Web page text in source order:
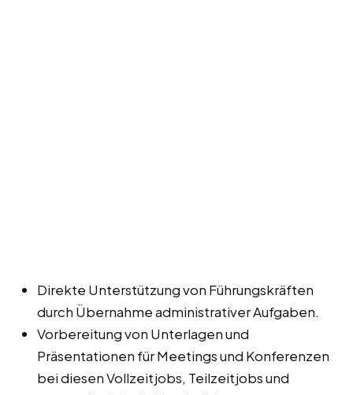
Direkte Unterstützung von Führungskräften
durch Übernahme administrativer Aufgaben.
Vorbereitung von Unterlagen und
Präsentationen für Meetings und Konferenzen
bei diesen Vollzeitjobs, Teilzeitjobs und